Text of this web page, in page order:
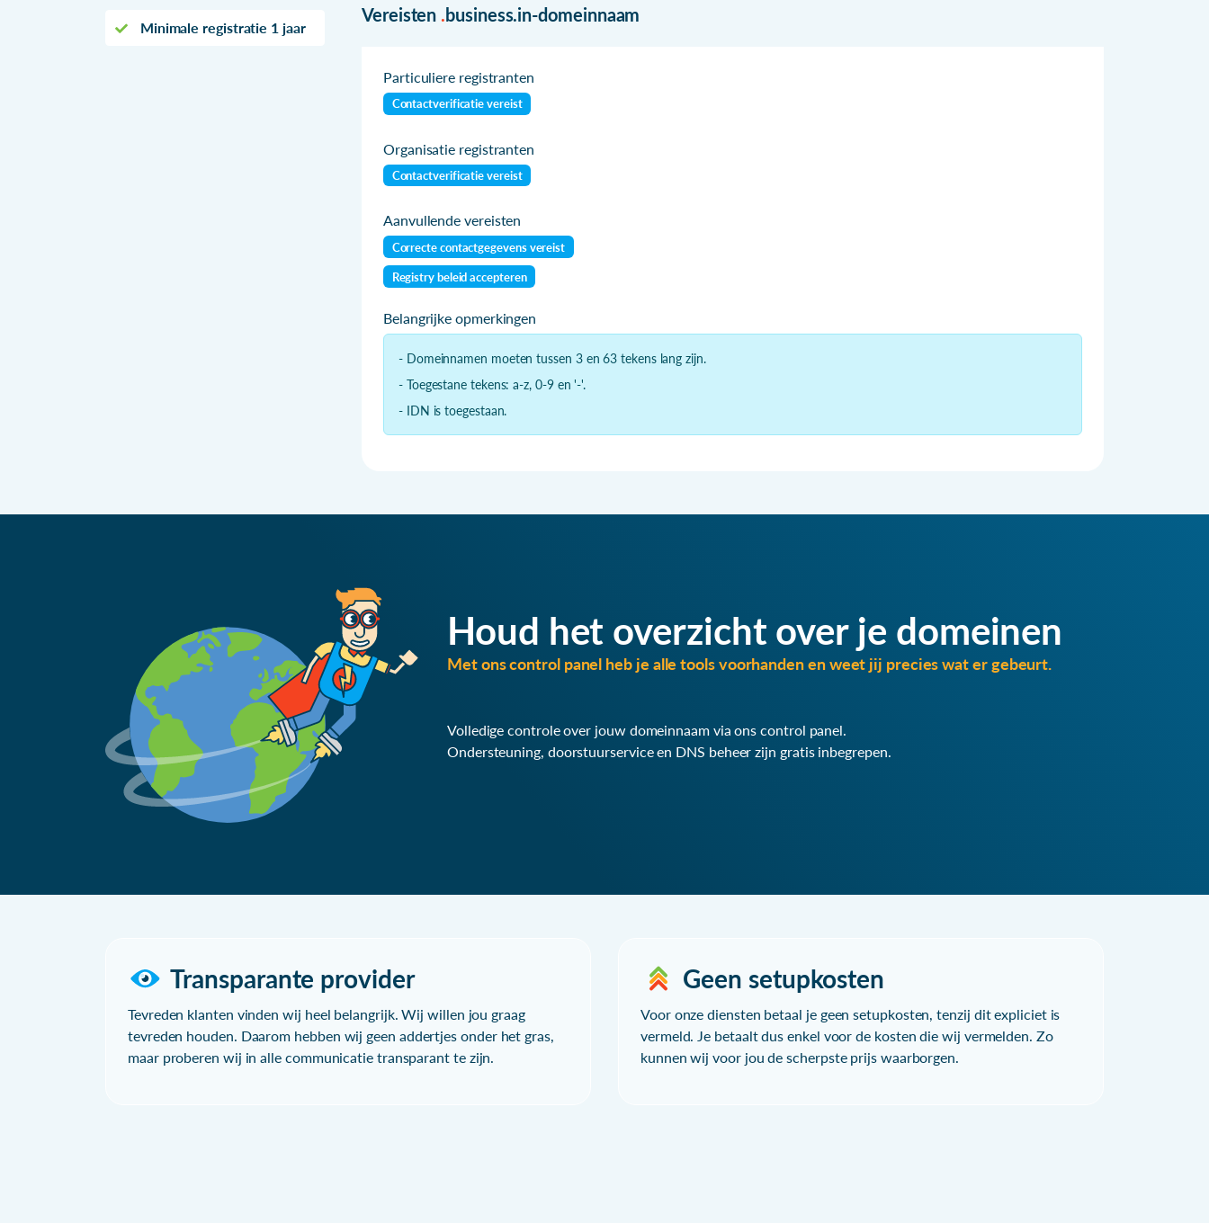
Minimale registratie 1 jaar
Vereisten .business.in-domeinnaam
Particuliere registranten
Contactverificatie vereist
Organisatie registranten
Contactverificatie vereist
Aanvullende vereisten
Correcte contactgegevens vereist
Registry beleid accepteren
Belangrijke opmerkingen
- Domeinnamen moeten tussen 3 en 63 tekens lang zijn.
- Toegestane tekens: a-z, 0-9 en '-'.
- IDN is toegestaan.
Houd het overzicht over je domeinen
Met ons control panel heb je alle tools voorhanden en weet jij precies wat er gebeurt.
Volledige controle over jouw domeinnaam via ons control panel.
Ondersteuning, doorstuurservice en DNS beheer zijn gratis inbegrepen.
Transparante provider
Tevreden klanten vinden wij heel belangrijk. Wij willen jou graag
tevreden houden. Daarom hebben wij geen addertjes onder het gras,
maar proberen wij in alle communicatie transparant te zijn.
Geen setupkosten
Voor onze diensten betaal je geen setupkosten, tenzij dit expliciet is
vermeld. Je betaalt dus enkel voor de kosten die wij vermelden. Zo
kunnen wij voor jou de scherpste prijs waarborgen.